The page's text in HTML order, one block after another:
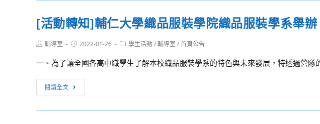
閒
辦
理
玉
山
雲
健
科
技
辦
[活動轉知]輔仁大學織品服裝學院織品服裝學系舉
Post輔導室
Post2022-01-26
Post學生活動/輔導室 /首頁公告
一、為了讓全國各高中職學生了解本校織品服裝學系的特色與未來發展，特透過營隊
閱讀全文
動
轉